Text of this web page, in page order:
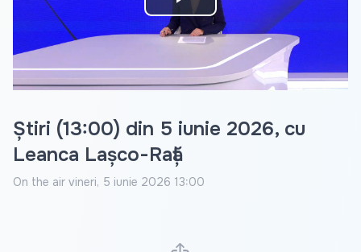
Play
Video
Știri (13:00) din 5 iunie 2026, cu
Leanca Lașco-Rață
On the air vineri, 5 iunie 2026 13:00